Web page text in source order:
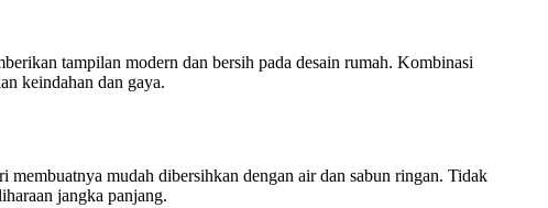
tampilan modern dan bersih pada desain rumah. Kombinasi
keindahan dan gaya.
mudah dibersihkan dengan air dan sabun ringan. Tidak
jangka panjang.